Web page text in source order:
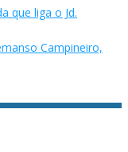
que liga o Jd.
Campineiro,